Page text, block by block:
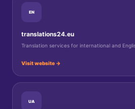
EN
translations24.eu
Translation services for international and
Visit website →
UA